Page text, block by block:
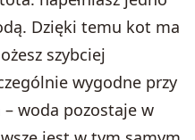
Dzięki temu kot ma
szybciej
wygodne przy
woda pozostaje w